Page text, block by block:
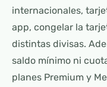
internacionales,
app, congelar la
distintas divisas.
saldo mínimo ni
planes Premium y